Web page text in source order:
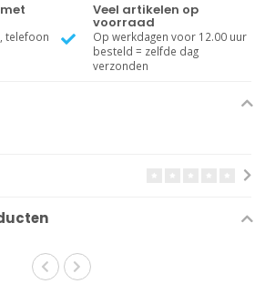
telefoon
Veel artikelen op
voorraad
Op werkdagen voor 12.00 uur
besteld = zelfde dag
verzonden